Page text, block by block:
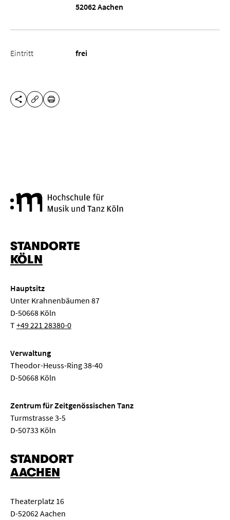
52062 Aachen
Eintritt frei
DIESE SEITE TEILEN
URL KOPIEREN
DRUCKEN
STANDORTE
KÖLN
Hauptsitz
Unter Krahnenbäumen 87
D-50668 Köln
T+49 221 28380-0
Verwaltung
Theodor-Heuss-Ring 38-40
D-50668 Köln
Zentrum für Zeitgenössischen Tanz
Turmstrasse 3-5
D-50733 Köln
STANDORT
AACHEN
Theaterplatz 16
D-52062 Aachen